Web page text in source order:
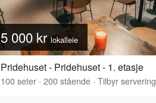
5 000 krlokalleie
Pridehuset - Pridehuset - 1. etasje
100seter · 200stående · Tilbyr servering